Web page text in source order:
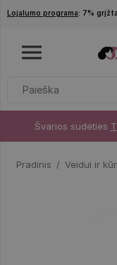
Lojalumo programa: 7%
Švarios sudėties
Pradinis Veidui ir